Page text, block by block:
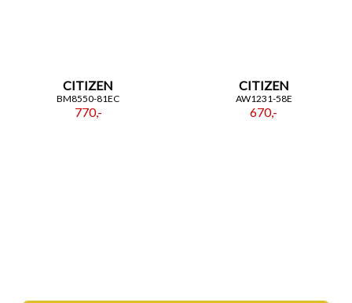
CITIZEN
BM8550-81EC
770,-
CITIZEN
AW1231-58E
670,-